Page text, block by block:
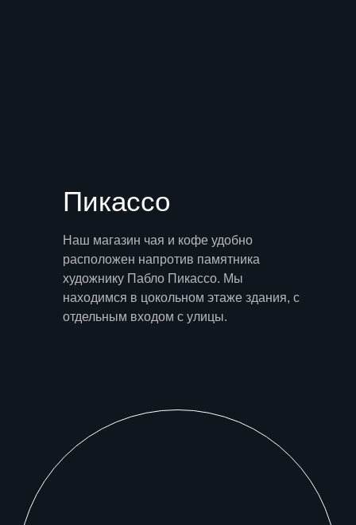
Наш магазин чая и кофе удобно
расположен напротив памятника
художнику Пабло Пикассо. Мы
находимся в цокольном этаже здания, с
отдельным входом с улицы.
Пикассо